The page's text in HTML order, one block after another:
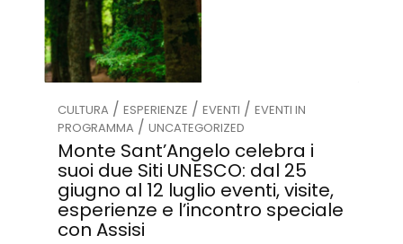
CULTURA / ESPERIENZE / EVENTI / EVENTI IN
PROGRAMMA / UNCATEGORIZED
Monte Sant’Angelo celebra i
suoi due Siti UNESCO: dal 25
giugno al 12 luglio eventi, visite,
esperienze e l’incontro speciale
con Assisi